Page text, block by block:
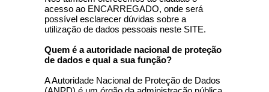
acesso ao ENCARREGADO, onde será
possível esclarecer dúvidas sobre a
utilização de dados pessoais neste SITE.
Quem é a autoridade nacional de proteção
de dados e qual a sua função?
A Autoridade Nacional de Proteção de Dados